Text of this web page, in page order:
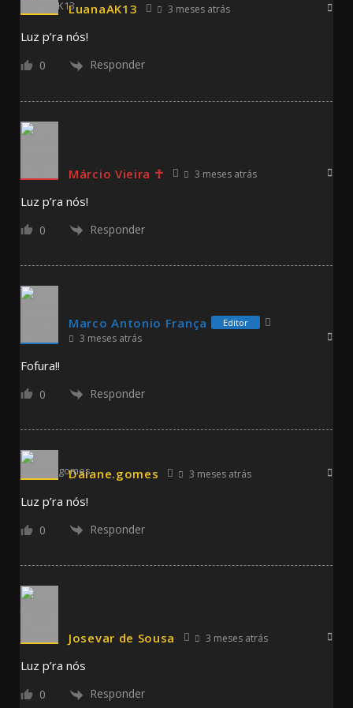
LuanaAK13 3 meses atrás
Luz p’ra nós!
0 Responder
Márcio Vieira ☥ 3 meses atrás
Luz p’ra nós!
0 Responder
Marco Antonio França Editor
3 meses atrás
Fofura!!
0 Responder
Daiane.gomes 3 meses atrás
Luz p’ra nós!
0 Responder
Josevar de Sousa 3 meses atrás
Luz p’ra nós
0 Responder